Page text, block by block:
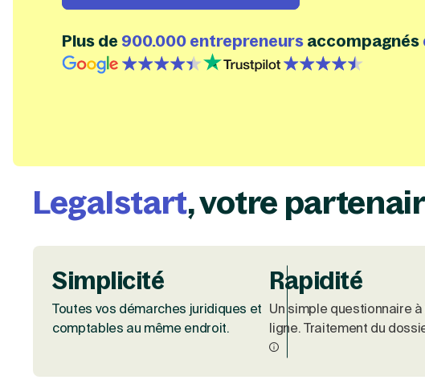
Plus de 900.000 entrepreneurs accompagnés
{id=3, name=google, label=google,{id=1, name=trustpilot,
Legalstart, votre
Simplicité
Toutes vos démarches juridiques et
comptables au même endroit.
Rapidité
Un simple questionnaire
ligne. Traitement du